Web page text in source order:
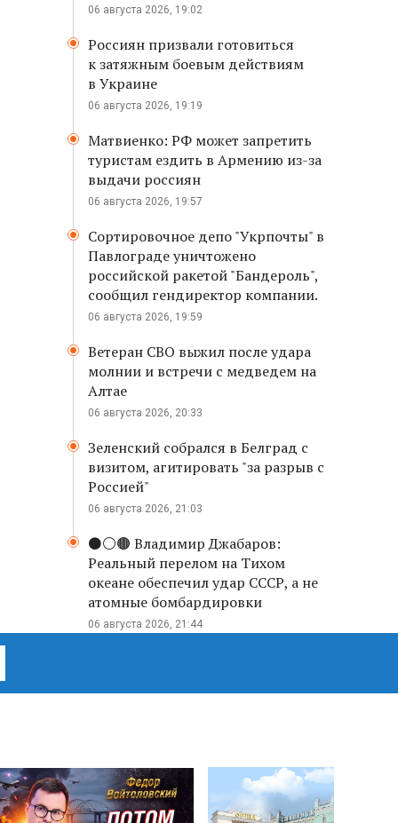
06 августа 2026, 19:02
Россиян призвали готовиться
к затяжным боевым действиям
в Украине
06 августа 2026, 19:19
Матвиенко: РФ может запретить
туристам ездить в Армению из-за
выдачи россиян
06 августа 2026, 19:57
Сортировочное депо "Укрпочты" в
Павлограде уничтожено
российской ракетой "Бандероль",
сообщил гендиректор компании.
06 августа 2026, 19:59
Ветеран СВО выжил после удара
молнии и встречи с медведем на
Алтае
06 августа 2026, 20:33
Зеленский собрался в Белград с
визитом, агитировать "за разрыв с
Россией"
06 августа 2026, 21:03
⚫️⚪️🟤 Владимир Джабаров:
Реальный перелом на Тихом
океане обеспечил удар СССР, а не
атомные бомбардировки
06 августа 2026, 21:44